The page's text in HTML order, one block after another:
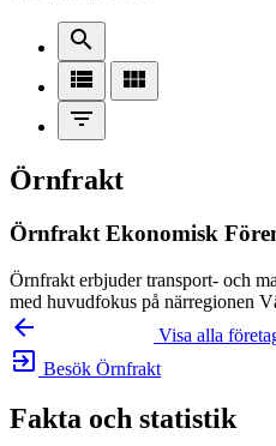
search
view_list
view_module
filter_list
Örnfrakt
Örnfrakt Ekonomisk
Örnfrakt erbjuder transport- och
med huvudfokus på närregionen
arrow_backward Visa alla
exit_to_app Besök Örnfrakt
Fakta och statistik